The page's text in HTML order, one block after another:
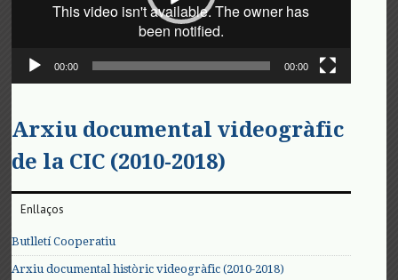
00:00 00:00
Arxiu documental videogràfic
de la CIC (2010-2018)
Enllaços
Butlletí Cooperatiu
Arxiu documental històric videogràfic (2010-2018)